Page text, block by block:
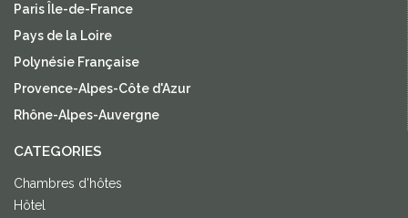
Paris Île-de-France
Pays de la Loire
Polynésie Française
Provence-Alpes-Côte d'Azur
Rhône-Alpes-Auvergne
CATEGORIES
Chambres d'hôtes
Hôtel